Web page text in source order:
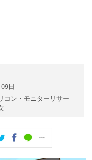
日
コン・モニターリサー